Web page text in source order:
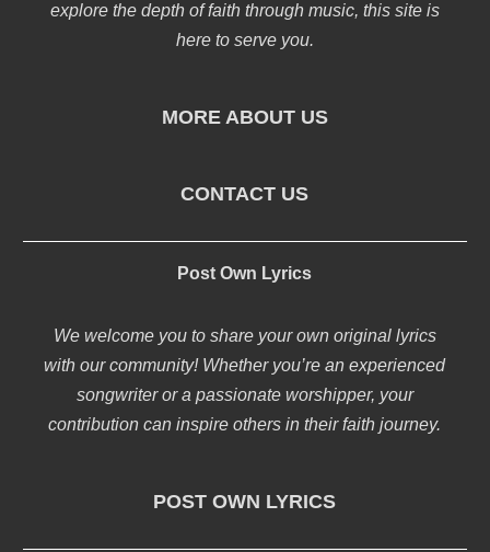
explore the depth of faith through music, this site is
here to serve you.
MORE ABOUT US
CONTACT US
Post Own Lyrics
We welcome you to share your own original lyrics
with our community! Whether you’re an experienced
songwriter or a passionate worshipper, your
contribution can inspire others in their faith journey.
POST OWN LYRICS